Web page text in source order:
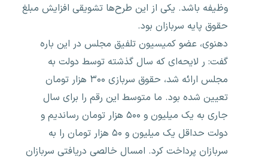
وظیفه باشد. یکی از این طرح‌ها تشویقی افزایش مبلغ
حقوق پایه سربازان بود.
دهنوی، عضو کمیسیون تلفیق مجلس در این باره
گفت: ر لایحه‌ای که سال گذشته توسط دولت به
مجلس ارائه شد، حقوق سربازی ۳۰۰ هزار تومان
تعیین شده بود. ما متوسط این رقم را برای سال
جاری به یک میلیون و ۵۰۰ هزار تومان رساندیم و
دولت حداقل یک میلیون و ۵۰ هزار تومان را به
سربازان پرداخت کرد. امسال خالصی دریافتی سربازان